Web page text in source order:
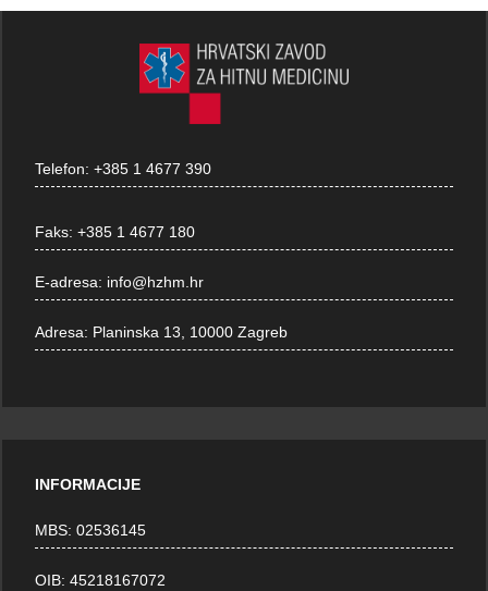
Telefon:+385 1 4677 390
Faks:+385 1 4677 180
E-adresa: info@hzhm.hr
Adresa: Planinska 13, 10000 Zagreb
INFORMACIJE
MBS: 02536145
OIB: 45218167072